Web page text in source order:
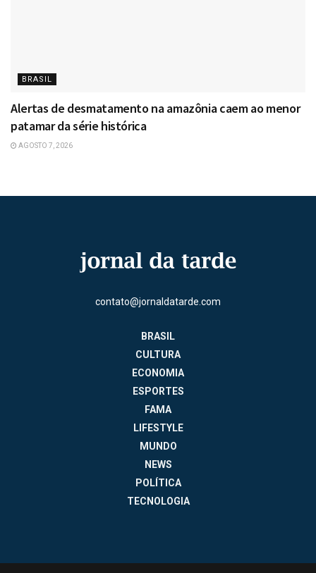
BRASIL
Alertas de desmatamento na amazônia caem ao menor
patamar da série histórica
AGOSTO 7, 2026
contato@jornaldatarde.com
BRASIL
CULTURA
ECONOMIA
ESPORTES
FAMA
LIFESTYLE
MUNDO
NEWS
POLÍTICA
TECNOLOGIA